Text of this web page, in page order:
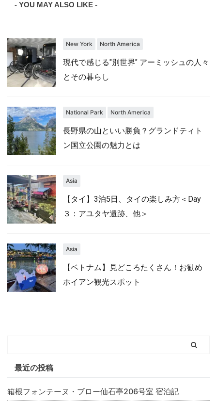
- YOU MAY ALSO LIKE -
New York North America
現代で感じる"別世界" アーミッシュの人々
とその暮らし
National Park North America
長野県の山といい勝負？グランドティト
ン国立公園の魅力とは
Asia
【タイ】3泊5日、タイの楽しみ方＜Day
３：アユタヤ遺跡、他＞
Asia
【ベトナム】見どころたくさん！お勧め
ホイアン観光スポット
最近の投稿
箱根フォンテーヌ・ブロー仙石亭206号室 宿泊記